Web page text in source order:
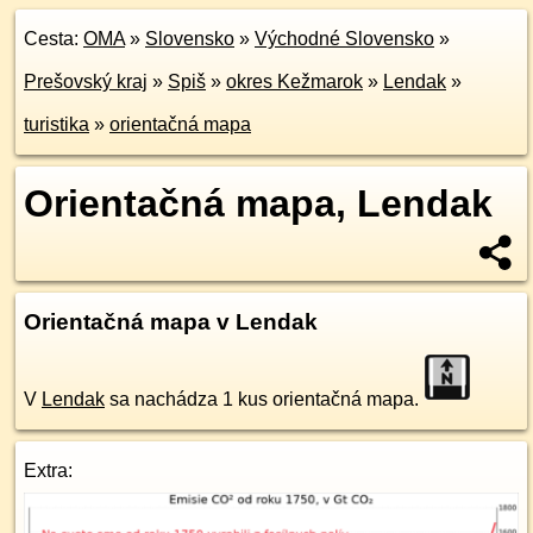
Cesta: OMA» Slovensko » Východné Slovensko »
Prešovský kraj » Spiš » okres Kežmarok » Lendak »
turistika » orientačná mapa
Orientačná mapa, Lendak
Orientačná mapa v Lendak
V Lendak sa nachádza 1 kus orientačná mapa.
Extra: